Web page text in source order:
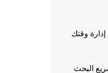
وقتك
البحث